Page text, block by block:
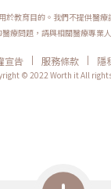
於教育目的。我們不提供醫
醫療問題，請與相關醫療專業
宣告 | 服務條款 | 隱
© 2022 Worth it All